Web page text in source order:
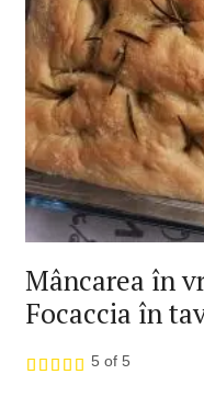
Mâncarea în
Focaccia în
5 of 5